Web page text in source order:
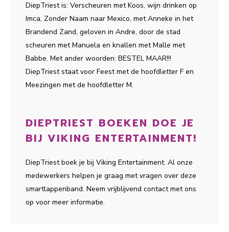
DiepTriest is: Verscheuren met Koos, wijn drinken op
Imca, Zonder Naam naar Mexico, met Anneke in het
Brandend Zand, geloven in Andre, door de stad
scheuren met Manuela en knallen met Malle met
Babbe. Met ander woorden: BESTEL MAAR!!!
DiepTriest staat voor Feest met de hoofdletter F en
Meezingen met de hoofdletter M.
DIEPTRIEST BOEKEN DOE JE
BIJ VIKING ENTERTAINMENT!
DiepTriest boek je bij Viking Entertainment. Al onze
medewerkers helpen je graag met vragen over deze
smartlappenband. Neem vrijblijvend contact met ons
op voor meer informatie.